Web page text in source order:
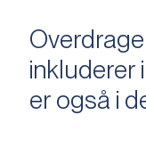
inkluderer
er også i